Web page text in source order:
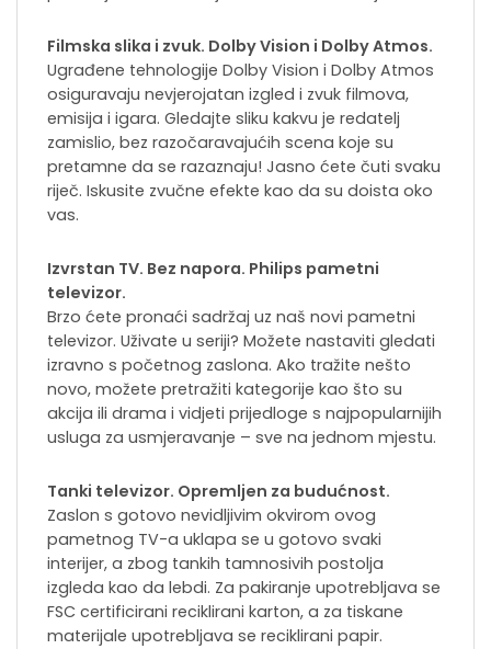
Filmska slika i zvuk. Dolby Vision i Dolby Atmos.
Ugrađene tehnologije Dolby Vision i Dolby Atmos
osiguravaju nevjerojatan izgled i zvuk filmova,
emisija i igara. Gledajte sliku kakvu je redatelj
zamislio, bez razočaravajućih scena koje su
pretamne da se razaznaju! Jasno ćete čuti svaku
riječ. Iskusite zvučne efekte kao da su doista oko
vas.
Izvrstan TV. Bez napora. Philips pametni
televizor.
Brzo ćete pronaći sadržaj uz naš novi pametni
televizor. Uživate u seriji? Možete nastaviti gledati
izravno s početnog zaslona. Ako tražite nešto
novo, možete pretražiti kategorije kao što su
akcija ili drama i vidjeti prijedloge s najpopularnijih
usluga za usmjeravanje – sve na jednom mjestu.
Tanki televizor. Opremljen za budućnost.
Zaslon s gotovo nevidljivim okvirom ovog
pametnog TV-a uklapa se u gotovo svaki
interijer, a zbog tankih tamnosivih postolja
izgleda kao da lebdi. Za pakiranje upotrebljava se
FSC certificirani reciklirani karton, a za tiskane
materijale upotrebljava se reciklirani papir.